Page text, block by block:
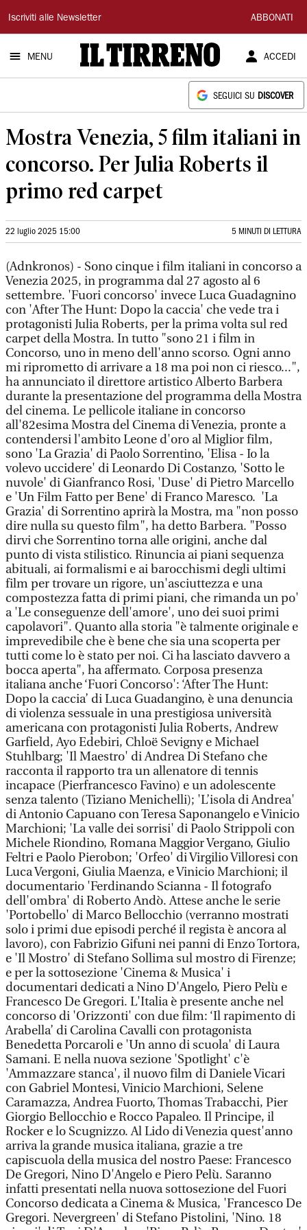
Il
Tirreno
Iscriviti alle Newsletter ABBONATI
MENU ACCEDI
SEGUICI SU DISCOVER
Mostra Venezia, 5 film italiani in
concorso. Per Julia Roberts il
primo red carpet
22 luglio 2025 15:00 5 MINUTI DI LETTURA
(Adnkronos) - Sono cinque i film italiani in concorso a
Venezia 2025, in programma dal 27 agosto al 6
settembre. 'Fuori concorso' invece Luca Guadagnino
con 'After The Hunt: Dopo la caccia' che vede tra i
protagonisti Julia Roberts, per la prima volta sul red
carpet della Mostra. In tutto "sono 21 i film in
Concorso, uno in meno dell'anno scorso. Ogni anno
mi riprometto di arrivare a 18 ma poi non ci riesco...",
ha annunciato il direttore artistico Alberto Barbera
durante la presentazione del programma della Mostra
del cinema. Le pellicole italiane in concorso
all'82esima Mostra del Cinema di Venezia, pronte a
contendersi l'ambito Leone d'oro al Miglior film,
sono 'La Grazia' di Paolo Sorrentino, 'Elisa - Io la
volevo uccidere' di Leonardo Di Costanzo, 'Sotto le
nuvole' di Gianfranco Rosi, 'Duse' di Pietro Marcello
e 'Un Film Fatto per Bene' di Franco Maresco. 'La
Grazia' di Sorrentino aprirà la Mostra, ma "non posso
dire nulla su questo film", ha detto Barbera. "Posso
dirvi che Sorrentino torna alle origini, anche dal
punto di vista stilistico. Rinuncia ai piani sequenza
abituali, ai formalismi e ai barocchismi degli ultimi
film per trovare un rigore, un'asciuttezza e una
compostezza fatta di primi piani, che rimanda un po'
a 'Le conseguenze dell'amore', uno dei suoi primi
capolavori". Quanto alla storia "è talmente originale e
imprevedibile che è bene che sia una scoperta per
tutti come lo è stato per noi. Ci ha lasciato davvero a
bocca aperta", ha affermato. Corposa presenza
italiana anche ‘Fuori Concorso': ‘After The Hunt:
Dopo la caccia’ di Luca Guadangino, è una denuncia
di violenza sessuale in una prestigiosa università
americana con protagonisti Julia Roberts, Andrew
Garfield, Ayo Edebiri, Chloë Sevigny e Michael
Stuhlbarg; 'Il Maestro' di Andrea Di Stefano che
racconta il rapporto tra un allenatore di tennis
incapace (Pierfrancesco Favino) e un adolescente
senza talento (Tiziano Menichelli); 'L’isola di Andrea'
di Antonio Capuano con Teresa Saponangelo e Vinicio
Marchioni; 'La valle dei sorrisi' di Paolo Strippoli con
Michele Riondino, Romana Maggior Vergano, Giulio
Feltri e Paolo Pierobon; 'Orfeo' di Virgilio Villoresi con
Luca Vergoni, Giulia Maenza, e Vinicio Marchioni; il
documentario 'Ferdinando Scianna - Il fotografo
dell'ombra' di Roberto Andò. Attese anche le serie
'Portobello' di Marco Bellocchio (verranno mostrati
solo i primi due episodi perché il regista è ancora al
lavoro), con Fabrizio Gifuni nei panni di Enzo Tortora,
e 'Il Mostro' di Stefano Sollima sul mostro di Firenze;
e per la sottosezione 'Cinema & Musica' i
documentari dedicati a Nino D'Angelo, Piero Pelù e
Francesco De Gregori. L'Italia è presente anche nel
concorso di 'Orizzonti' con due film: ‘Il rapimento di
Arabella’ di Carolina Cavalli con protagonista
Benedetta Porcaroli e 'Un anno di scuola' di Laura
Samani. E nella nuova sezione 'Spotlight' c'è
'Ammazzare stanca', il nuovo film di Daniele Vicari
con Gabriel Montesi, Vinicio Marchioni, Selene
Caramazza, Andrea Fuorto, Thomas Trabacchi, Pier
Giorgio Bellocchio e Rocco Papaleo. Il Principe, il
Rocker e lo Scugnizzo. Al Lido di Venezia quest'anno
arriva la grande musica italiana, grazie a tre
capiscuola della musica del nostro Paese: Francesco
De Gregori, Nino D'Angelo e Piero Pelù. Saranno
infatti presentati nella nuova sottosezione del Fuori
Concorso dedicata a Cinema & Musica, 'Francesco De
Gregori. Nevergreen' di Stefano Pistolini, 'Nino. 18